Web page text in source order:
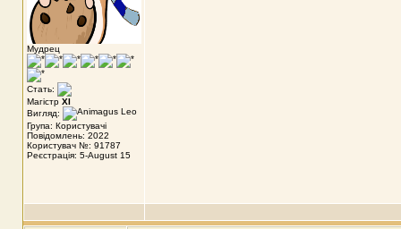
Мудрец
Стать:
Магістр XI
Вигляд:
Група: Користувачі
Повідомлень: 2022
Користувач №: 91787
Реєстрація: 5-August 15